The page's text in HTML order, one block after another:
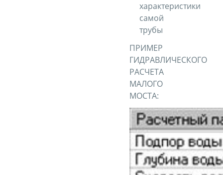
характеристики
самой
трубы
ПРИМЕР
ГИДРАВЛИЧЕСКОГО
РАСЧЕТА
МАЛОГО
МОСТА: